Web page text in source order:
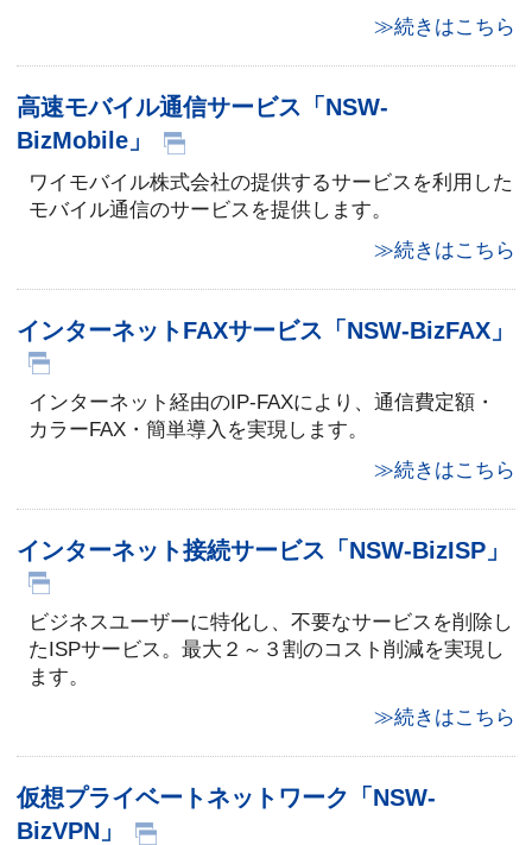
≫続きはこちら
高速モバイル通信サービス「NSW-
BizMobile」
ワイモバイル株式会社の提供するサービスを利用した
モバイル通信のサービスを提供します。
≫続きはこちら
インターネットFAXサービス「NSW-BizFAX」
インターネット経由のIP-FAXにより、通信費定額・
カラーFAX・簡単導入を実現します。
≫続きはこちら
インターネット接続サービス「NSW-BizISP」
ビジネスユーザーに特化し、不要なサービスを削除し
たISPサービス。最大２～３割のコスト削減を実現し
ます。
≫続きはこちら
仮想プライベートネットワーク「NSW-
BizVPN」